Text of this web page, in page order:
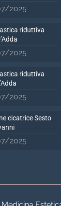
2025
riduttiva
2025
riduttiva
2025
cicatrice Sesto
2025